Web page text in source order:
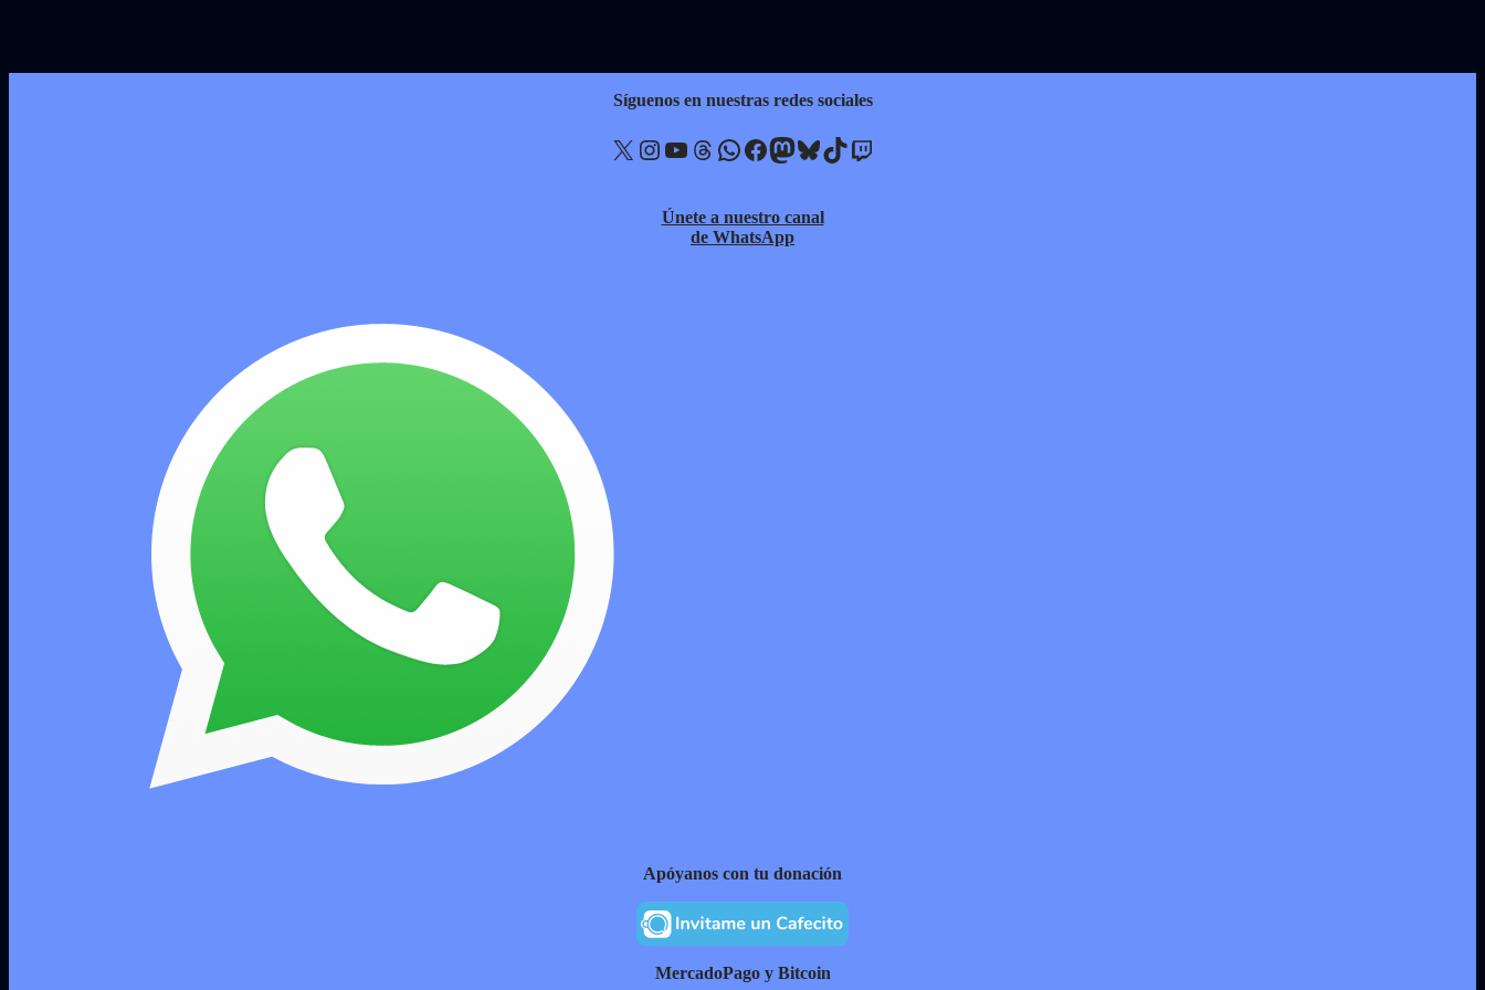
Síguenos en nuestras redes sociales
X Instagram YouTube Threads WhatsApp Facebook Mastodon Bluesky TikTok Twitch
Únete a nuestro canal
de WhatsApp
Apóyanos con tu donación
MercadoPago y Bitcoin